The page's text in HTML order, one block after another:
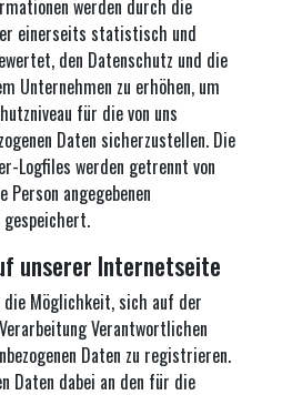
werden durch die
einerseits statistisch und
den Datenschutz und die
Unternehmen zu erhöhen, um
für die von uns
Daten sicherzustellen. Die
Logfiles werden getrennt von
angegebenen
gespeichert.
unserer Internetseite
Möglichkeit, sich auf der
Verantwortlichen
Daten zu registrieren.
Daten dabei an den für die